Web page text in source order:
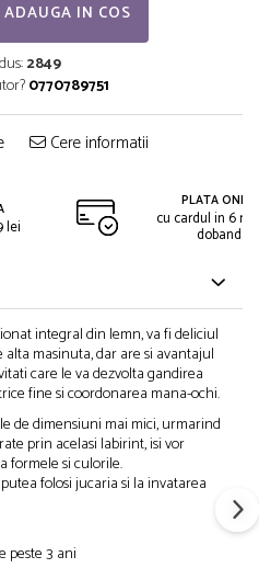
ADAUGA IN COS
2849
0770789751
Cere informatii
lei
PLATA
cu cardul in 6
dobanda
integral din lemn, va fi deliciul
masinuta, dar are si avantajul
care le va dezvolta gandirea
fine si coordonarea mana-ochi.
de dimensiuni mai mici, urmarind
prin acelasi labirint, isi vor
formele si culorile.
folosi jucaria si la invatarea
peste 3 ani